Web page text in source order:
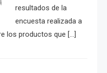
resultados de la
encuesta realizada a
los productos que […]